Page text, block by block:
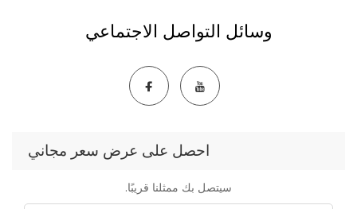
وسائل التواصل الاجتماعي
احصل على عرض سعر مجاني
سيتصل بك ممثلنا قريبًا.